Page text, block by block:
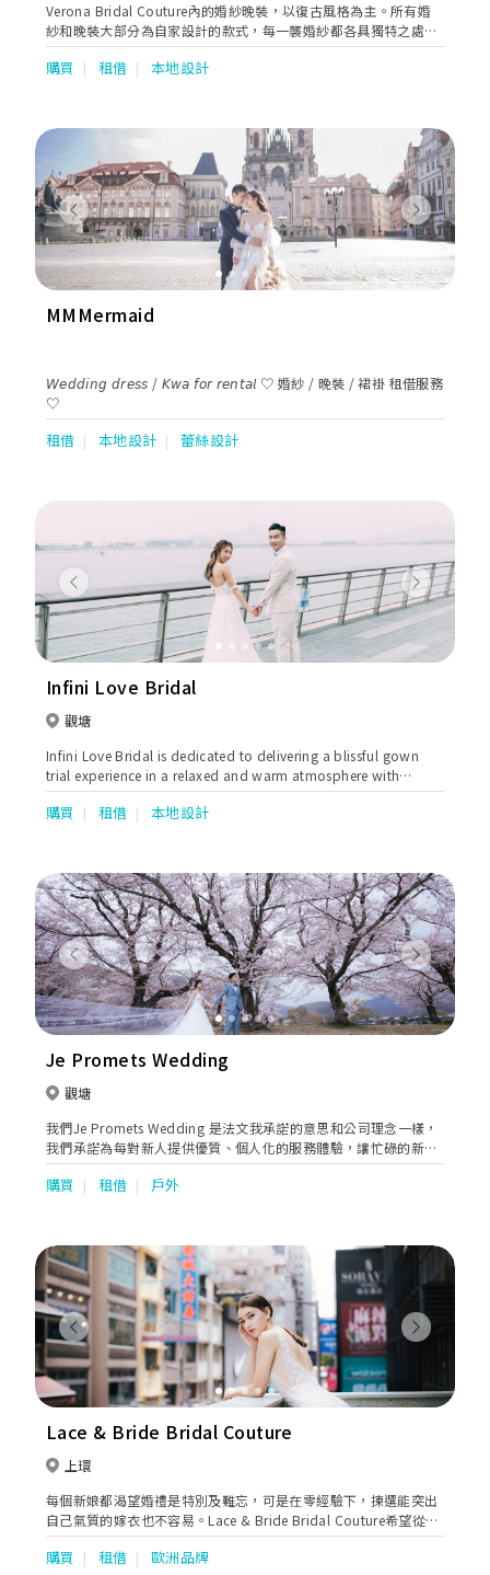
Verona Bridal Couture內的婚紗晚裝，以復古風格為主。所有婚
紗和晚裝大部分為自家設計的款式，每一襲婚紗都各具獨特之處，
在剪裁技巧上更體貼東方女性身型的需要。此外，亦提供新娘化
妝，婚禮攝禮等服務，務求助新人在婚禮上畫上最難忘的一頁，定
購買 租借 本地設計
Previous Next
MMMermaid
𝘞𝘦𝘥𝘥𝘪𝘯𝘨 𝘥𝘳𝘦𝘴𝘴 / 𝘒𝘸𝘢 𝘧𝘰𝘳 𝘳𝘦𝘯𝘵𝘢𝘭 ♡ 婚紗 / 晚裝 / 裙褂 租借服務
♡
租借 本地設計 蕾絲設計
Previous Next
Infini Love Bridal
觀塘
Infini Love Bridal is dedicated to delivering a blissful gown
trial experience in a relaxed and warm atmosphere with
premium consulting services.
購買 租借 本地設計
Previous Next
Je Promets Wedding
觀塘
我們Je Promets Wedding 是法文我承諾的意思和公司理念一樣，
我們承諾為每對新人提供優質、個人化的服務體驗，讓忙碌的新人
提供一站式服務，如婚紗租借、攝錄化妝服務等，為你們打造專屬
的婚禮，擁有難忘回憶。
購買 租借 戶外
Previous Next
Lace & Bride Bridal Couture
上環
每個新娘都渴望婚禮是特別及難忘，可是在零經驗下，揀選能突出
自己氣質的嫁衣也不容易。Lace & Bride Bridal Couture希望從新
人角度出發，以細緻手工和剪裁設計，展現新娘的體態美與氣質，
務求讓新娘眼前一亮，能夠充滿期待地在這裡找到婚禮夢想。
購買 租借 歐洲品牌